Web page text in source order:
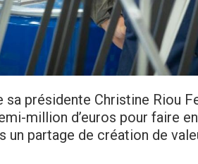
sa présidente Christine Riou
million d’euros pour faire
un partage de création de